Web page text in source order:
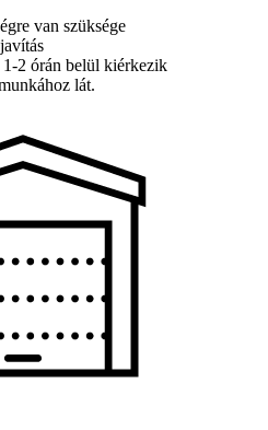
van szüksége
2 órán belül kiérkezik
lát.